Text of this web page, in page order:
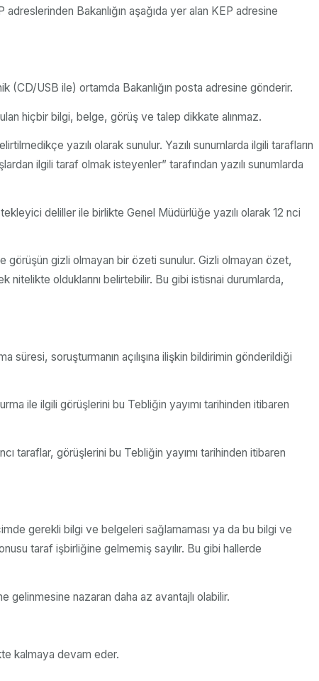
Bakanlığın aşağıda yer alan KEP adresine
(CD/USB ile) ortamda Bakanlığın posta adresine gönderir.
hiçbir bilgi, belge, görüş ve talep dikkate alınmaz.
yazılı olarak sunulur. Yazılı sunumlarda ilgili tarafların
ilgili taraf olmak isteyenler” tarafından yazılı sunumlarda
deliller ile birlikte Genel Müdürlüğe yazılı olarak 12 nci
görüşün gizli olmayan bir özeti sunulur. Gizli olmayan özet,
nitelikte olduklarını belirtebilir. Bu gibi istisnai durumlarda,
soruşturmanın açılışına ilişkin bildirimin gönderildiği
ile ilgili görüşlerini bu Tebliğin yayımı tarihinden itibaren
taraflar, görüşlerini bu Tebliğin yayımı tarihinden itibaren
gerekli bilgi ve belgeleri sağlamaması ya da bu bilgi ve
taraf işbirliğine gelmemiş sayılır. Bu gibi hallerde
gelinmesine nazaran daha az avantajlı olabilir.
kalmaya devam eder.